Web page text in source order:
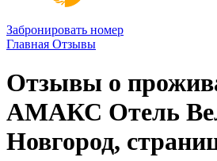
Забронировать номер
Главная Отзывы
Отзывы о
АМАКС Отель
Новгород,